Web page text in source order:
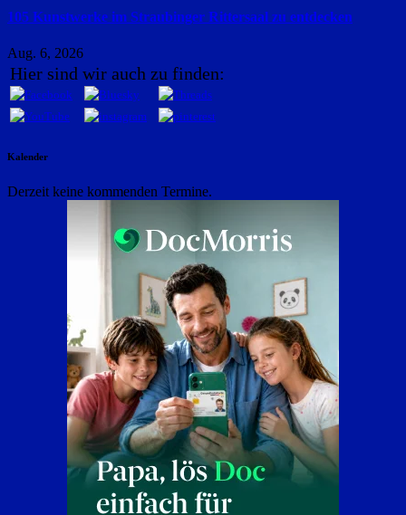
105 Kunstwerke im Straubinger Rittersaal zu entdecken
Aug. 6, 2026
Hier sind wir auch zu finden:
Kalender
Derzeit keine kommenden Termine.